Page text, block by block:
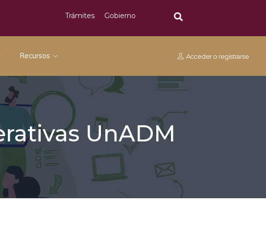
Trámites Gobierno
Recursos Acceder o registrarse
UnADM